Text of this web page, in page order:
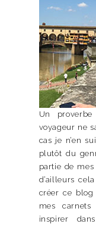
Un
voyageur ne
cas je n’en
plutôt du
partie de mes
d’ailleurs
créer ce blog
mes
inspirer